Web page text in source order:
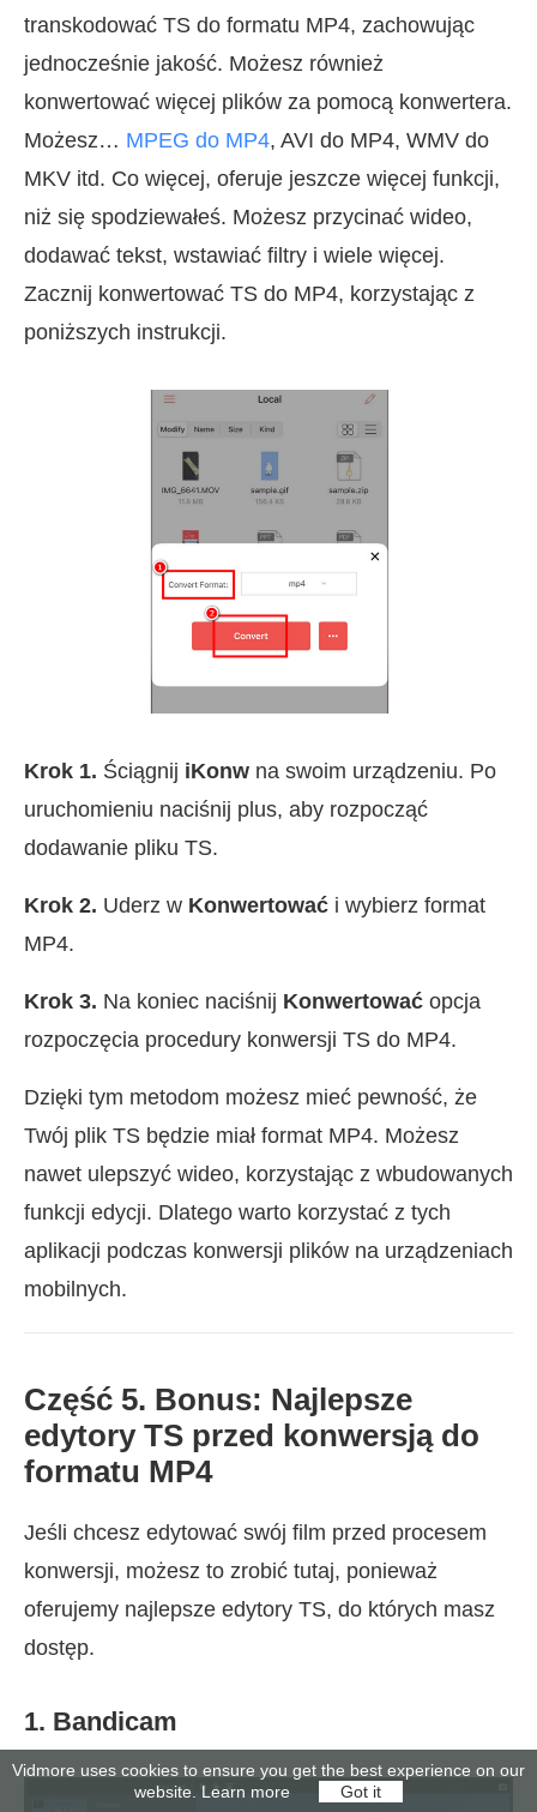
transkodować TS do formatu MP4, zachowując
jednocześnie jakość. Możesz również
konwertować więcej plików za pomocą konwertera.
Możesz… MPEG do MP4, AVI do MP4, WMV do
MKV itd. Co więcej, oferuje jeszcze więcej funkcji,
niż się spodziewałeś. Możesz przycinać wideo,
dodawać tekst, wstawiać filtry i wiele więcej.
Zacznij konwertować TS do MP4, korzystając z
poniższych instrukcji.
Krok 1. Ściągnij iKonw na swoim urządzeniu. Po
uruchomieniu naciśnij plus, aby rozpocząć
dodawanie pliku TS.
Krok 2. Uderz w Konwertować i wybierz format
MP4.
Krok 3. Na koniec naciśnij Konwertować opcja
rozpoczęcia procedury konwersji TS do MP4.
Dzięki tym metodom możesz mieć pewność, że
Twój plik TS będzie miał format MP4. Możesz
nawet ulepszyć wideo, korzystając z wbudowanych
funkcji edycji. Dlatego warto korzystać z tych
aplikacji podczas konwersji plików na urządzeniach
mobilnych.
Część 5. Bonus: Najlepsze
edytory TS przed konwersją do
formatu MP4
Jeśli chcesz edytować swój film przed procesem
konwersji, możesz to zrobić tutaj, ponieważ
oferujemy najlepsze edytory TS, do których masz
dostęp.
1. Bandicam
Vidmore uses cookies to ensure you get the best experience on our
website. Learn more Got it